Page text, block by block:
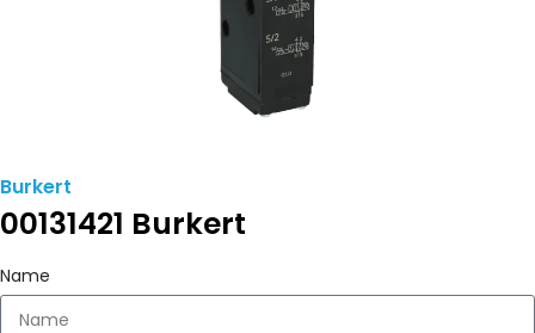
Burkert
00131421 Burkert
Name